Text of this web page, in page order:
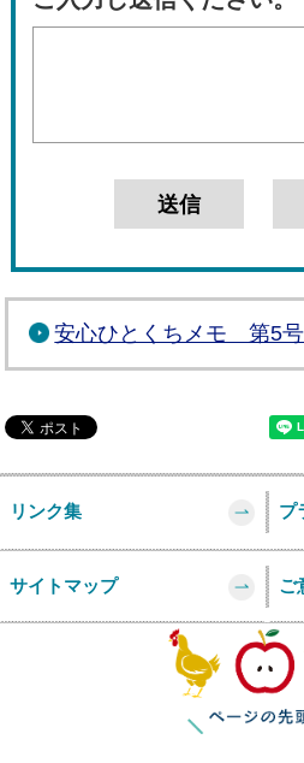
安心ひとくちメモ 第5号
リンク集 プ
サイトマップ ご